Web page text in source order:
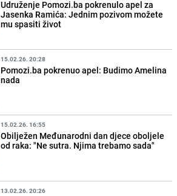
Udruženje Pomozi.ba pokrenulo apel za
Jasenka Ramića: Jednim pozivom možete
mu spasiti život
15.02.26. 20:28
Pomozi.ba pokrenuo apel: Budimo Amelina
nada
15.02.26. 16:55
Obilježen Međunarodni dan djece oboljele
od raka: "Ne sutra. Njima trebamo sada"
13.02.26. 20:26